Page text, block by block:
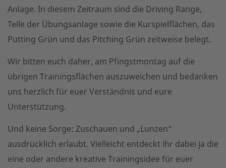
Anlage. In diesem Zeitraum sind die Driving Range,
Teile der Übungsanlage sowie die Kurspielflächen, das
Putting Grün und das Pitching Grün zeitweise belegt.
Wir bitten euch daher, am Pfingstmontag auf die
übrigen Trainingsflächen auszuweichen und bedanken
uns herzlich für euer Verständnis und eure
Unterstützung.
Und keine Sorge: Zuschauen und „Lunzen“
ausdrücklich erlaubt. Vielleicht entdeckt ihr dabei ja die
eine oder andere kreative Trainingsidee für euer